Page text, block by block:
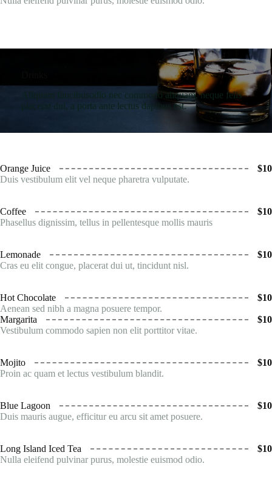
Aliquam faucibusodio nec commodo aliquam, neque felis
placerat dui, a porta ante lectus dapibus est.
Orange Juice
$10
Duis vestibulum elit vel neque pharetra vulputate.
Coffee
$10
Phasellus dignissim, tellus in pellentesque mollis mauris
Lemonade
$10
Cras eu elit congue, placerat dui ut, tincidunt nisl.
Hot Chocolate
$10
Aenean sed nibh a magna posuere tempor.
Margarita
$10
Vestibulum commodo sapien non elit porttitor vitae.
Mojito
$10
Proin ac quam et lectus vestibulum blandit.
Blue Lagoon
$10
Duis mauris augue, efficitur eu arcu sit amet posuere.
Long Island Iced Tea
$10
Nulla eleifend pulvinar purus, molestie euismod odio.